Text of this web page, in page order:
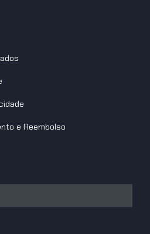
e Reembolso